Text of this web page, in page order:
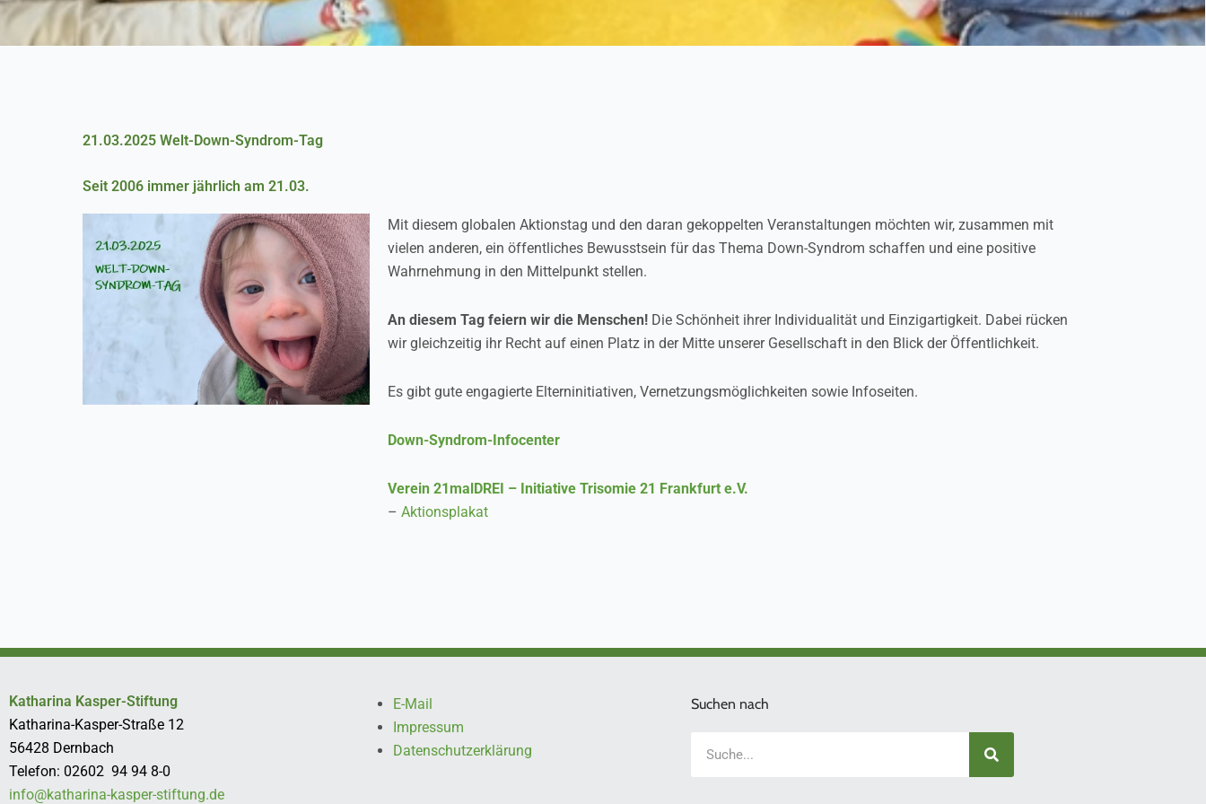
21.03.2025 Welt-Down-Syndrom-Tag
Seit 2006 immer jährlich am 21.03.
Mit diesem globalen Aktionstag und den daran gekoppelten Veranstaltungen möchten wir, zusammen mit
vielen anderen, ein öffentliches Bewusstsein für das Thema Down-Syndrom schaffen und eine positive
Wahrnehmung in den Mittelpunkt stellen.
An diesem Tag feiern wir die Menschen! Die Schönheit ihrer Individualität und Einzigartigkeit. Dabei rücken
wir gleichzeitig ihr Recht auf einen Platz in der Mitte unserer Gesellschaft in den Blick der Öffentlichkeit.
Es gibt gute engagierte Elterninitiativen, Vernetzungsmöglichkeiten sowie Infoseiten.
Down-Syndrom-Infocenter
Verein 21malDREI – Initiative Trisomie 21 Frankfurt e.V.
– Aktionsplakat
Katharina Kasper-Stiftung
Katharina-Kasper-Straße 12
56428 Dernbach
Telefon: 02602 94 94 8-0
info@katharina-kasper-stiftung.de
E-Mail
Impressum
Datenschutzerklärung
Suchen nach